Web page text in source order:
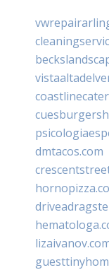
dmtacos.com